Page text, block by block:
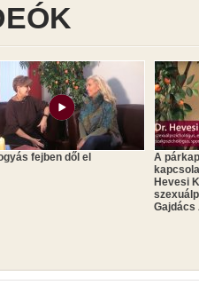
fejben dől el
A
Hevesi
Gajdács